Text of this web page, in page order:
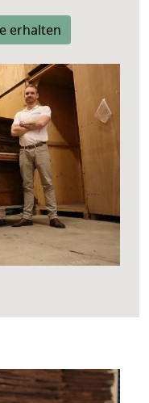
erhalten